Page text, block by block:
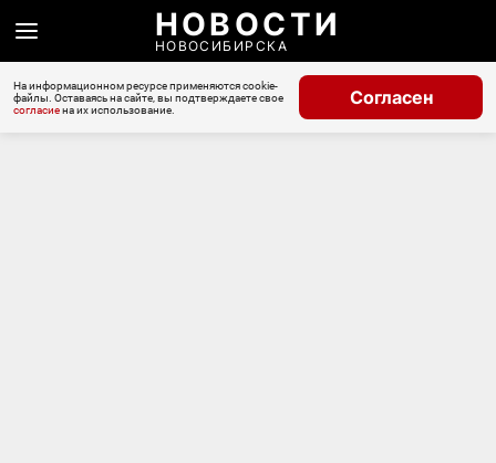
НОВОСТИ
НОВОСИБИРСКА
На информационном ресурсе применяются cookie-
файлы. Оставаясь на сайте, вы подтверждаете свое
согласиена их использование.
Согласен